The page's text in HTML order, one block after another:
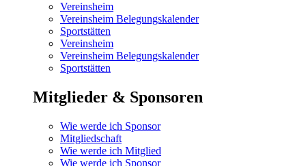
Vereinsheim
Vereinsheim Belegungskalender
Sportstätten
Vereinsheim
Vereinsheim Belegungskalender
Sportstätten
Mitglieder & Sponsoren
Wie werde ich Sponsor
Mitgliedschaft
Wie werde ich Mitglied
Wie werde ich Sponsor